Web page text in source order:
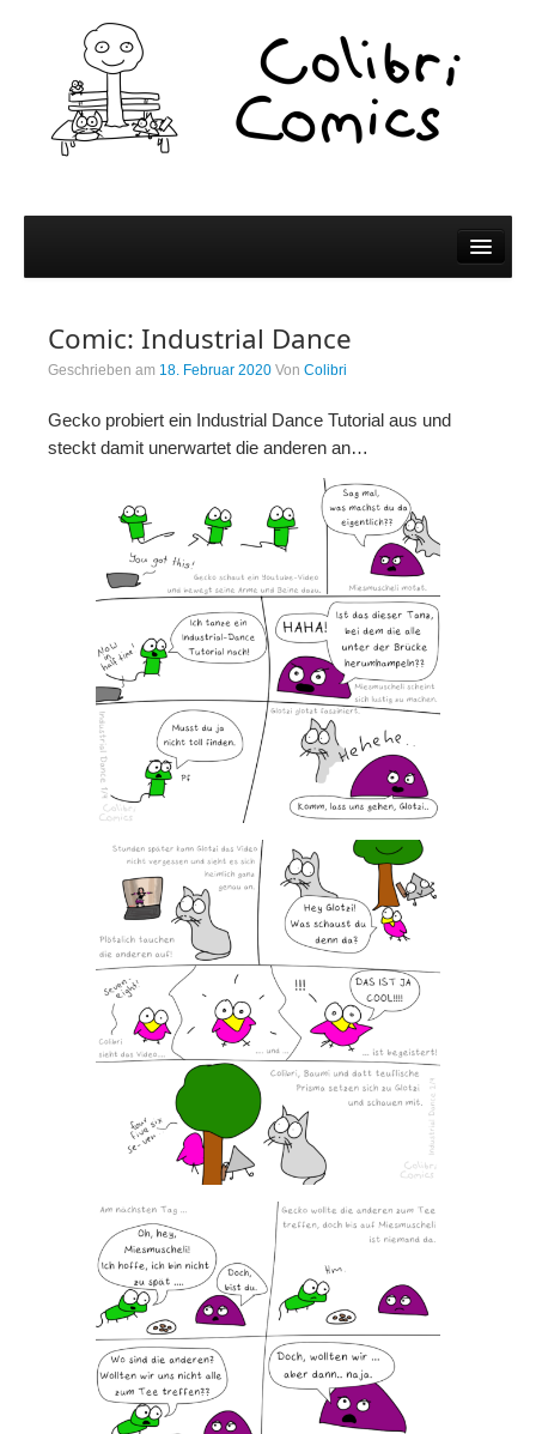
Comics
Kleine Bildchen zum Teilen
Wer wir sind
Folgen
Bluesky
Instagram
Facebook
Redbubble
Spreadshirt
Unterstützen
Kaffee ausgeben
Steady
Rechtliches
AGB und Datenschutz
Cookie-Richtlinie (EU)
Impressum
Comic: Industrial Dance
Geschrieben am 18. Februar 2020 Von Colibri
Gecko probiert ein Industrial Dance Tutorial aus und
steckt damit unerwartet die anderen an…